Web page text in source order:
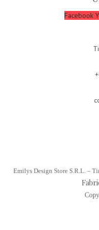
Facebook
Emilys Design Store S.R.L. –